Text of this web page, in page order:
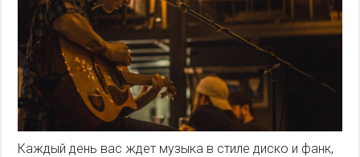
Каждый день вас ждет музыка в стиле диско и фанк,